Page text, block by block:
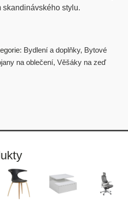
stylu.
Bydlení a doplňky, Bytové
na oblečení, Věšáky na zeď